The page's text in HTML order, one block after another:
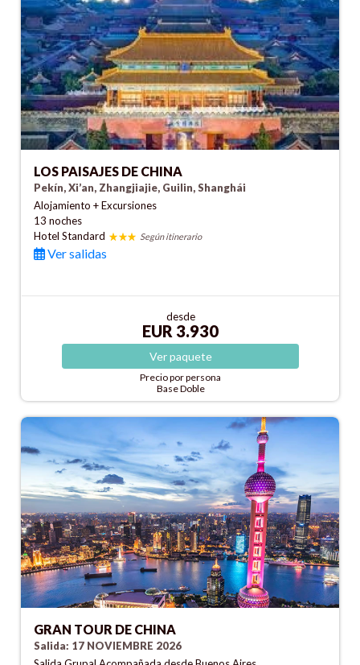
LOS PAISAJES DE CHINA
Pekín, Xi’an, Zhangjiajie, Guilin, Shanghái
Alojamiento + Excursiones
13 noches
Hotel Standard
Según itinerario
Ver salidas
desde
EUR 3.930
Verpaquete
Precio por persona
Base Doble
GRAN TOUR DE CHINA
Salida: 17 NOVIEMBRE 2026